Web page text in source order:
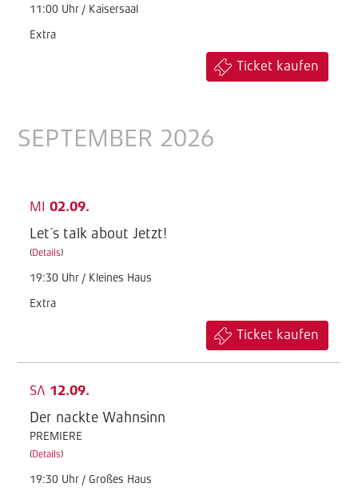
11:00 Uhr / Kaisersaal
Extra
Ticket kaufen
SEPTEMBER 2026
MI 02.09.
Let´s talk about Jetzt!
(Details)
19:30 Uhr / Kleines Haus
Extra
Ticket kaufen
SA 12.09.
Der nackte Wahnsinn
PREMIERE
(Details)
19:30 Uhr / Großes Haus